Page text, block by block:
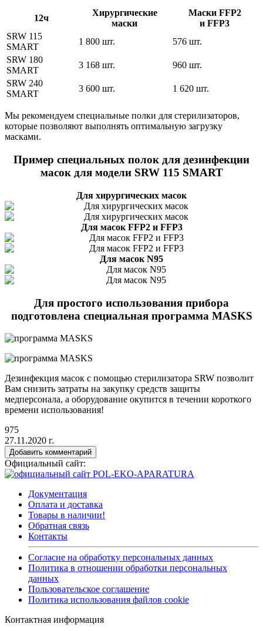
12ч
Хирургические
маски
Маски FFP2
и FFP3
SRW 115
SMART
1 800 шт.
576 шт.
SRW 180
SMART
3 168 шт.
960 шт.
SRW 240
SMART
3 600 шт. 1 620 шт.
Мы рекомендуем специальные полки для стерилизаторов,
которые позволяют выполнять оптимальную загрузку
масками.
Пример специальных полок для дезинфекции
масок для модели SRW 115 SMART
Для хирургических масок
Для масок FFP2 и FFP3
Для масок N95
Для простого использования прибора
подготовлена специальная программа MASKS
Дезинфекция масок с помощью стерилизатора SRW позволит
Вам снизить затраты на закупку средств защиты
медперсонала, а оборудование окупится в течении короткого
времени использования!
975
27.11.2020 г.
Добавить комментарий
Официальный сайт:
Документация
Оплата и доставка
Товары в наличии!
Обратная связь
Контакты
Согласие на обработку персональных данных
Политика в отношении обработки персональных
данных
Пользовательское соглашение
Политика использования файлов cookie
Контактная информация